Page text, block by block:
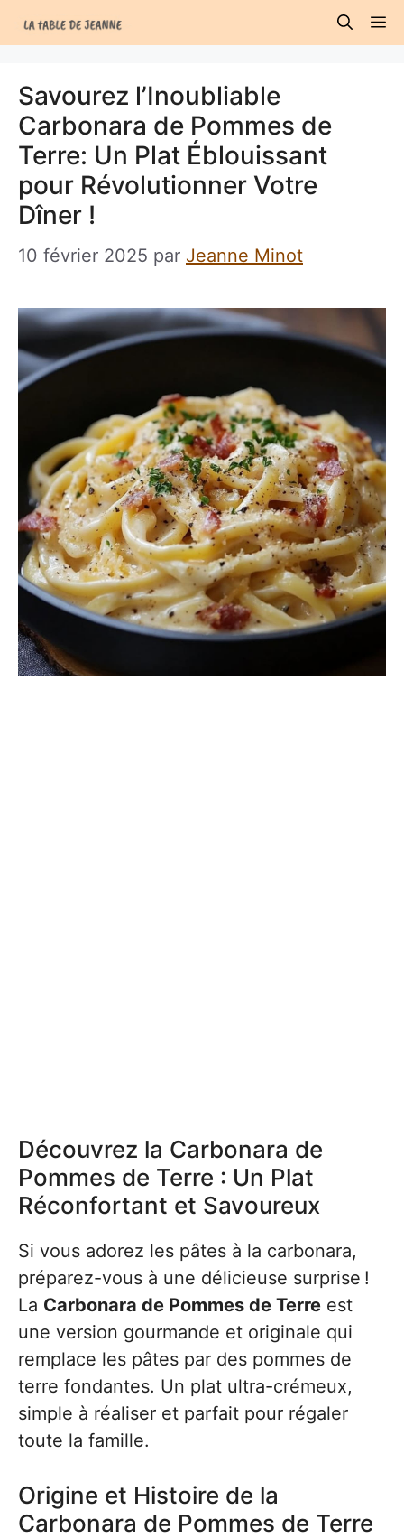
au
Savourez l’Inoubliable
Carbonara de Pommes de
Terre: Un Plat Éblouissant
pour Révolutionner Votre
Dîner !
10 février 2025 par Jeanne Minot
Découvrez la Carbonara de
Pommes de Terre : Un Plat
Réconfortant et Savoureux
Si vous adorez les pâtes à la carbonara,
préparez-vous à une délicieuse surprise !
La Carbonara de Pommes de Terre est
une version gourmande et originale qui
remplace les pâtes par des pommes de
terre fondantes. Un plat ultra-crémeux,
simple à réaliser et parfait pour régaler
toute la famille.
Origine et Histoire de la
Carbonara de Pommes de Terre